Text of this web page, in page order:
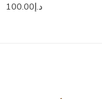
د.إ100.00